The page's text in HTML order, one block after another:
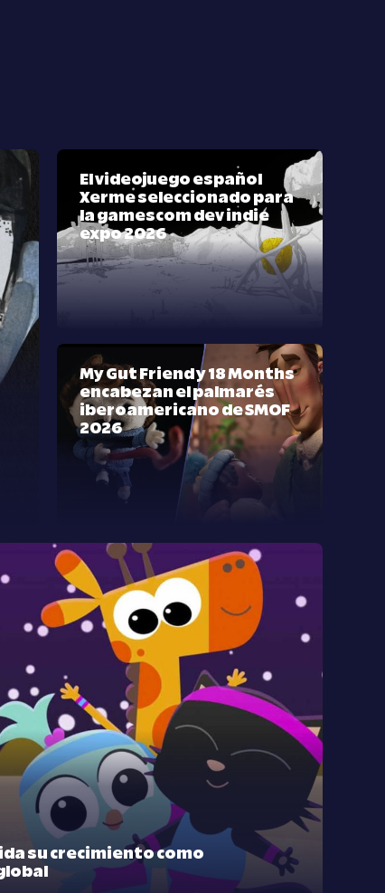
El videojuego español
Xerme seleccionado para
la gamescom dev indie
expo 2026
My Gut Friend y 18 Months
encabezan el palmarés
iberoamericano de SMOF
2026
su crecimiento como